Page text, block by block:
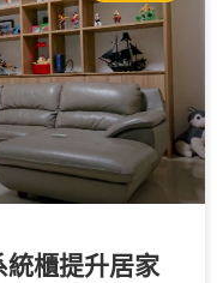
統櫃提升居家